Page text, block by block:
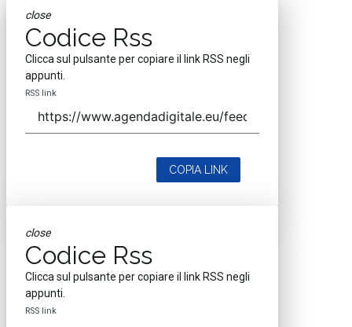
close
Codice Rss
Clicca sul pulsante per copiare il link RSS negli
appunti.
RSS link
COPIA LINK
close
Codice Rss
Clicca sul pulsante per copiare il link RSS negli
appunti.
RSS link